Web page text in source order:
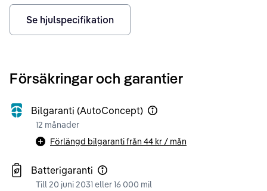
Se hjulspecifikation
Försäkringar och garantier
Bilgaranti (AutoConcept)
12 månader
Förlängd bilgaranti från 44 kr / mån
Batterigaranti
Till 20 juni 2031 eller 16 000 mil